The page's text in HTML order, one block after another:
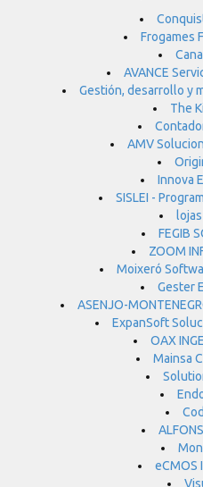
Frogames
AVANCE
Gestión, desarrollo y
The
AMV
Innova
SISLEI -
FEGIB
ZOOM
Moixeró
Gester
ASENJO-
ExpanSoft
OAX
Mainsa
eCMOS